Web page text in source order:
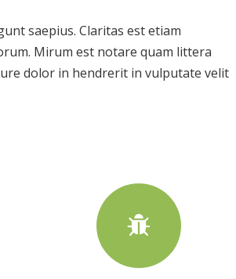
saepius. Claritas est etiam
Mirum est notare quam littera
dolor in hendrerit in vulputate velit